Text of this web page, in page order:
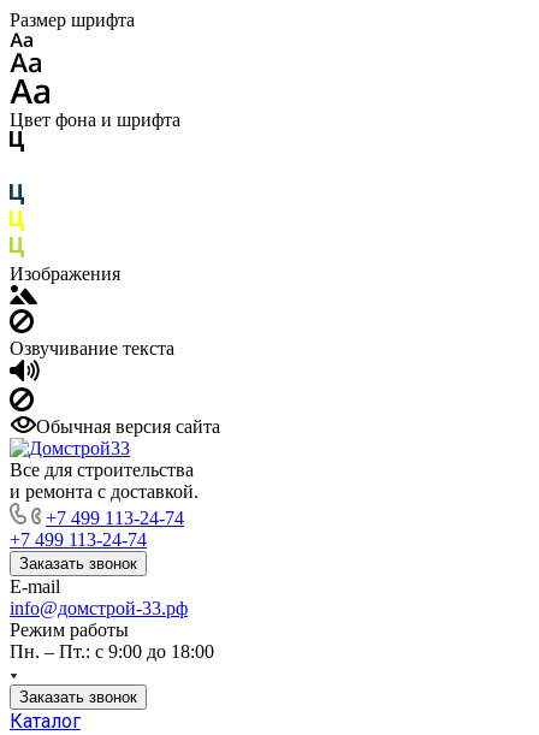
Размер шрифта
Цвет фона и шрифта
Изображения
Озвучивание текста
Обычная версия сайта
Все для строительства
и ремонта с доставкой.
+7 499 113-24-74
+7 499 113-24-74
Заказать звонок
E-mail
info@домстрой-33.рф
Режим работы
Пн. – Пт.: с 9:00 до 18:00
Заказать звонок
Каталог